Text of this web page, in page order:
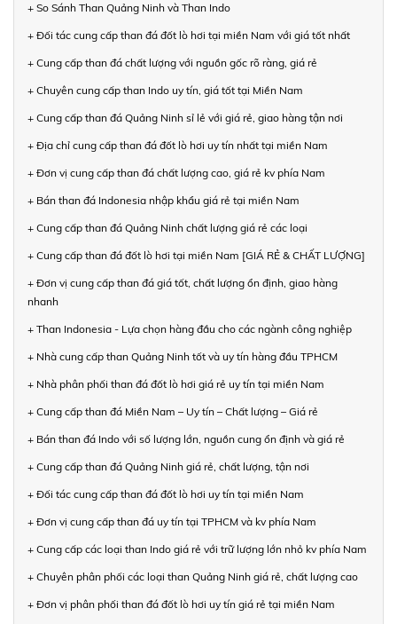
+ So Sánh Than Quảng Ninh và Than Indo
+ Đối tác cung cấp than đá đốt lò hơi tại miền Nam với giá tốt nhất
+ Cung cấp than đá chất lượng với nguồn gốc rõ ràng, giá rẻ
+ Chuyên cung cấp than Indo uy tín, giá tốt tại Miền Nam
+ Cung cấp than đá Quảng Ninh sỉ lẻ với giá rẻ, giao hàng tận nơi
+ Địa chỉ cung cấp than đá đốt lò hơi uy tín nhất tại miền Nam
+ Đơn vị cung cấp than đá chất lượng cao, giá rẻ kv phía Nam
+ Bán than đá Indonesia nhập khẩu giá rẻ tại miền Nam
+ Cung cấp than đá Quảng Ninh chất lượng giá rẻ các loại
+ Cung cấp than đá đốt lò hơi tại miền Nam [GIÁ RẺ & CHẤT LƯỢNG]
+ Đơn vị cung cấp than đá giá tốt, chất lượng ổn định, giao hàng
nhanh
+ Than Indonesia - Lựa chọn hàng đầu cho các ngành công nghiệp
+ Nhà cung cấp than Quảng Ninh tốt và uy tín hàng đầu TPHCM
+ Nhà phân phối than đá đốt lò hơi giá rẻ uy tín tại miền Nam
+ Cung cấp than đá Miền Nam – Uy tín – Chất lượng – Giá rẻ
+ Bán than đá Indo với số lượng lớn, nguồn cung ổn định và giá rẻ
+ Cung cấp than đá Quảng Ninh giá rẻ, chất lượng, tận nơi
+ Đối tác cung cấp than đá đốt lò hơi uy tín tại miền Nam
+ Đơn vị cung cấp than đá uy tín tại TPHCM và kv phía Nam
+ Cung cấp các loại than Indo giá rẻ với trữ lượng lớn nhỏ kv phía Nam
+ Chuyên phân phối các loại than Quảng Ninh giá rẻ, chất lượng cao
+ Đơn vị phân phối than đá đốt lò hơi uy tín giá rẻ tại miền Nam